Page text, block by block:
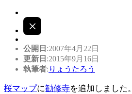
公開日 :2007年4月22日
更新日 :2015年9月16日
執筆者: りょうたろう
桜マップに勧修寺を追加しました。